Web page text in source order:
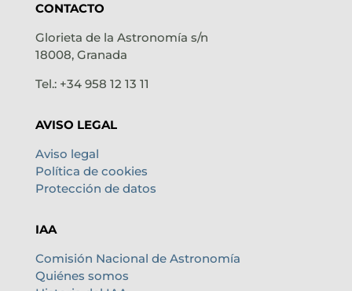
CONTACTO
Glorieta de la Astronomía s/n
18008, Granada
Tel.: +34 958 12 13 11
AVISO LEGAL
Aviso legal
Política de cookies
Protección de datos
IAA
Comisión Nacional de Astronomía
Quiénes somos